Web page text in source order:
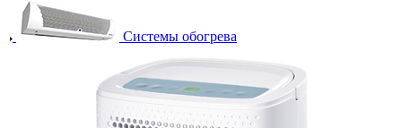
Системы обогрева